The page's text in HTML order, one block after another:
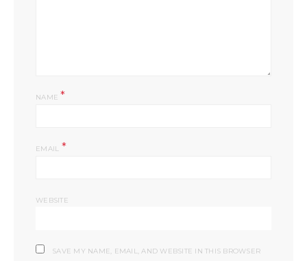
NAME*
EMAIL *
WEBSITE
SAVE MY NAME, EMAIL, AND WEBSITE IN THIS BROWSER